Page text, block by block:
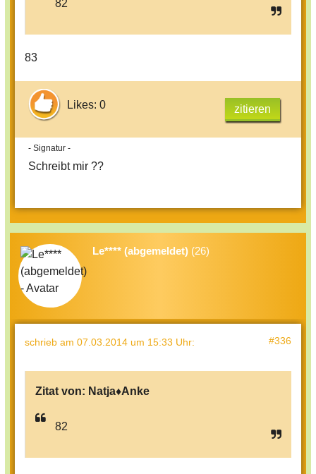
82
83
Likes: 0 zitieren
- Signatur -
Schreibt mir ??
Le**** (abgemeldet) (26)
schrieb am 07.03.2014 um 15:33 Uhr: #336
Zitat von: Natja♦Anke
82